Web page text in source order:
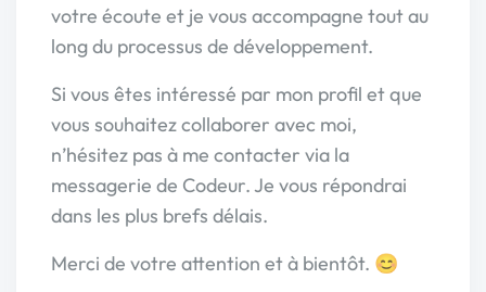
votre écoute et je vous accompagne tout au
long du processus de développement.
Si vous êtes intéressé par mon profil et que
vous souhaitez collaborer avec moi,
n’hésitez pas à me contacter via la
messagerie de Codeur. Je vous répondrai
dans les plus brefs délais.
Merci de votre attention et à bientôt. 😊